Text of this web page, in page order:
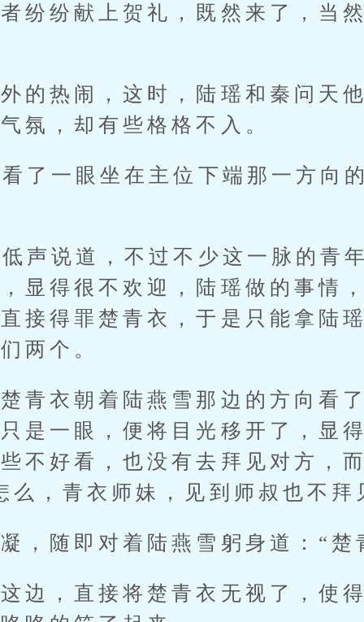
纷纷献上贺礼，既然来了，当
热闹，这时，陆瑶和秦问天
氛，却有些格格不入。
一眼坐在主位下端那一方向
说道，不过不少这一脉的青
显得很不欢迎，陆瑶做的事情
接得罪楚青衣，于是只能拿陆
两个。
衣朝着陆燕雪那边的方向看了
是一眼，便将目光移开了，显
不好看，也没有去拜见对方，
么，青衣师妹，见到师叔也不拜
随即对着陆燕雪躬身道：“楚
，直接将楚青衣无视了，使